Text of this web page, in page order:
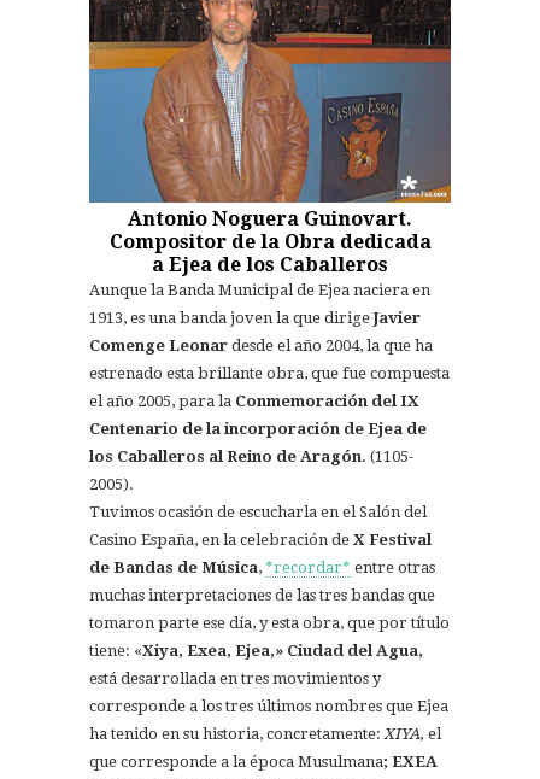
Antonio Noguera Guinovart.
Compositor de la Obra dedicada
a Ejea de los Caballeros
Aunque la Banda Municipal de Ejea naciera en
1913, es una banda joven la que dirigeJavier
Comenge Leonar desde el año 2004, la que ha
estrenado esta brillante obra, que fue compuesta
el año 2005, para la Conmemoración del IX
Centenario de la incorporación de Ejea de
los Caballeros al Reino de Aragón. (1105-
2005).
Tuvimos ocasión de escucharla en el Salón del
Casino España, en la celebración de X Festival
de Bandas de Música, *recordar* entre otras
muchas interpretaciones de las tres bandas que
tomaron parte ese día, y esta obra, que por título
tiene: «Xiya, Exea, Ejea,» Ciudad del Agua,
está desarrollada en tres movimientos y
corresponde a los tres últimos nombres que Ejea
ha tenido en su historia, concretamente:XIYA, el
que corresponde a la época Musulmana; EXEA